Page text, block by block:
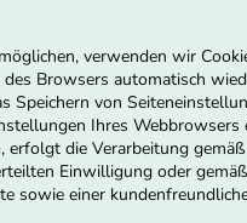
verwenden wir
Browsers automatisch
Speichern von
Ihres Webbrowsers
erfolgt die Verarbeitung
Einwilligung oder
sowie einer